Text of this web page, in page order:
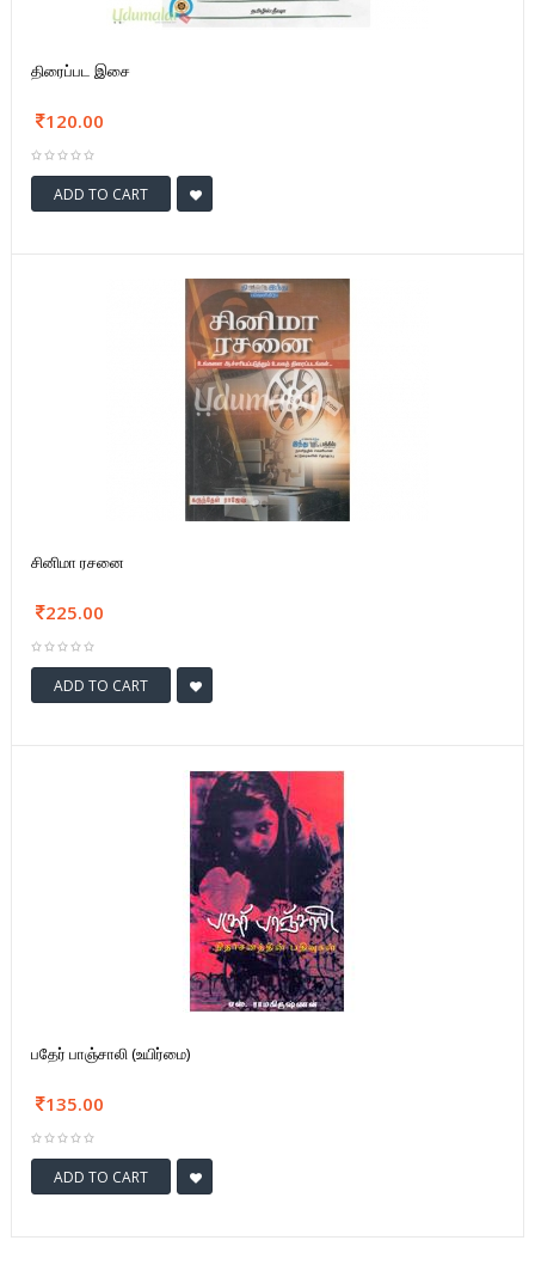
திரைப்பட இசை
120.00
ADD TO CART
சினிமா ரசனை
225.00
ADD TO CART
பதேர் பாஞ்சாலி (உயிர்மை)
135.00
ADD TO CART